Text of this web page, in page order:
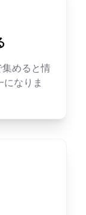
めると情
なりま